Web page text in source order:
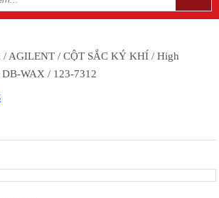
/ AGILENT / CỘT SẮC KÝ KHÍ / High
DB-WAX / 123-7312